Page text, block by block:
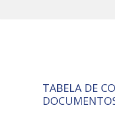
ISO 9001:
A
TABELA DE